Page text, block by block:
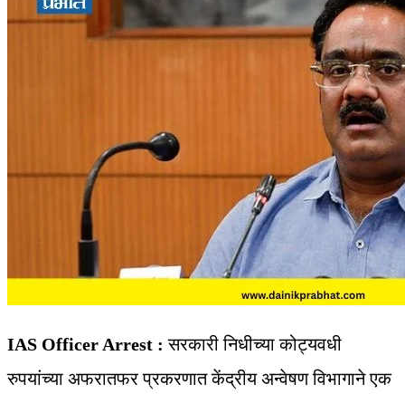
IAS Officer Arrest : सरकारी निधीच्या कोट्यवधी
रुपयांच्या अफरातफर प्रकरणात केंद्रीय अन्वेषण विभागाने एक